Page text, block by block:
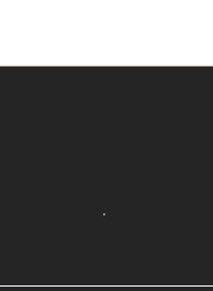
Lancer ma recherche